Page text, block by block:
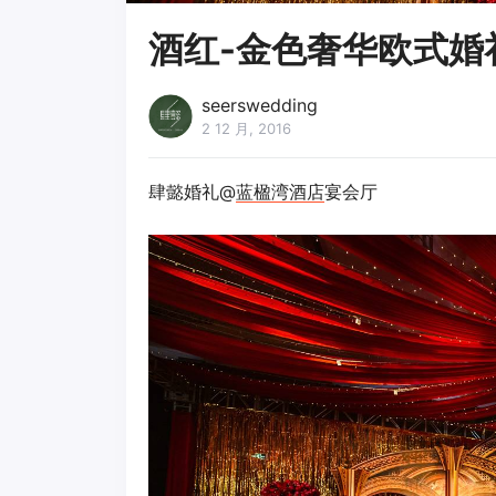
酒红-金色奢华欧式婚
seerswedding
2 12 月, 2016
肆懿婚礼@蓝楹湾酒店宴会厅